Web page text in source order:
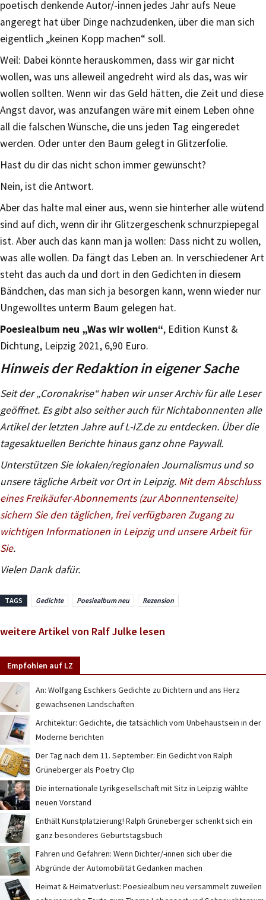
poetisch denkende Autor/-innen jedes Jahr aufs Neue
angeregt hat über Dinge nachzudenken, über die man sich
eigentlich „keinen Kopp machen“ soll.
Weil: Dabei könnte herauskommen, dass wir gar nicht
wollen, was uns alleweil angedreht wird als das, was wir
wollen sollten. Wenn wir das Geld hätten, die Zeit und diese
Angst davor, was anzufangen wäre mit einem Leben ohne
all die falschen Wünsche, die uns jeden Tag eingeredet
werden. Oder unter den Baum gelegt in Glitzerfolie.
Hast du dir das nicht schon immer gewünscht?
Nein, ist die Antwort.
Aber das halte mal einer aus, wenn sie hinterher alle wütend
sind auf dich, wenn dir ihr Glitzergeschenk schnurzpiepegal
ist. Aber auch das kann man ja wollen: Dass nicht zu wollen,
was alle wollen. Da fängt das Leben an. In verschiedener Art
steht das auch da und dort in den Gedichten in diesem
Bändchen, das man sich ja besorgen kann, wenn wieder nur
Ungewolltes unterm Baum gelegen hat.
Poesiealbum neu „Was wir wollen“, Edition Kunst &
Dichtung, Leipzig 2021, 6,90 Euro.
Hinweis der Redaktion in eigener Sache
Seit der „Coronakrise“ haben wir unser Archiv für alle Leser
geöffnet. Es gibt also seither auch für Nichtabonnenten alle
Artikel der letzten Jahre auf L-IZ.de zu entdecken. Über die
tagesaktuellen Berichte hinaus ganz ohne Paywall.
Unterstützen Sie lokalen/regionalen Journalismus und so
unsere tägliche Arbeit vor Ort in Leipzig. Mit dem Abschluss
eines Freikäufer-Abonnements (zur Abonnentenseite)
sichern Sie den täglichen, frei verfügbaren Zugang zu
wichtigen Informationen in Leipzig und unsere Arbeit für
Sie.
Vielen Dank dafür.
TAGS Gedichte Poesiealbum neu Rezension
weitere Artikel von Ralf Julke lesen
Empfohlen auf LZ
An: Wolfgang Eschkers Gedichte zu Dichtern und ans Herz
gewachsenen Landschaften
Architektur: Gedichte, die tatsächlich vom Unbehaustsein in der
Moderne berichten
Der Tag nach dem 11. September: Ein Gedicht von Ralph
Grüneberger als Poetry Clip
Die internationale Lyrikgesellschaft mit Sitz in Leipzig wählte
neuen Vorstand
Enthält Kunstplatzierung! Ralph Grüneberger schenkt sich ein
ganz besonderes Geburtstagsbuch
Fahren und Gefahren: Wenn Dichter/-innen sich über die
Abgründe der Automobilität Gedanken machen
Heimat & Heimatverlust: Poesiealbum neu versammelt zuweilen